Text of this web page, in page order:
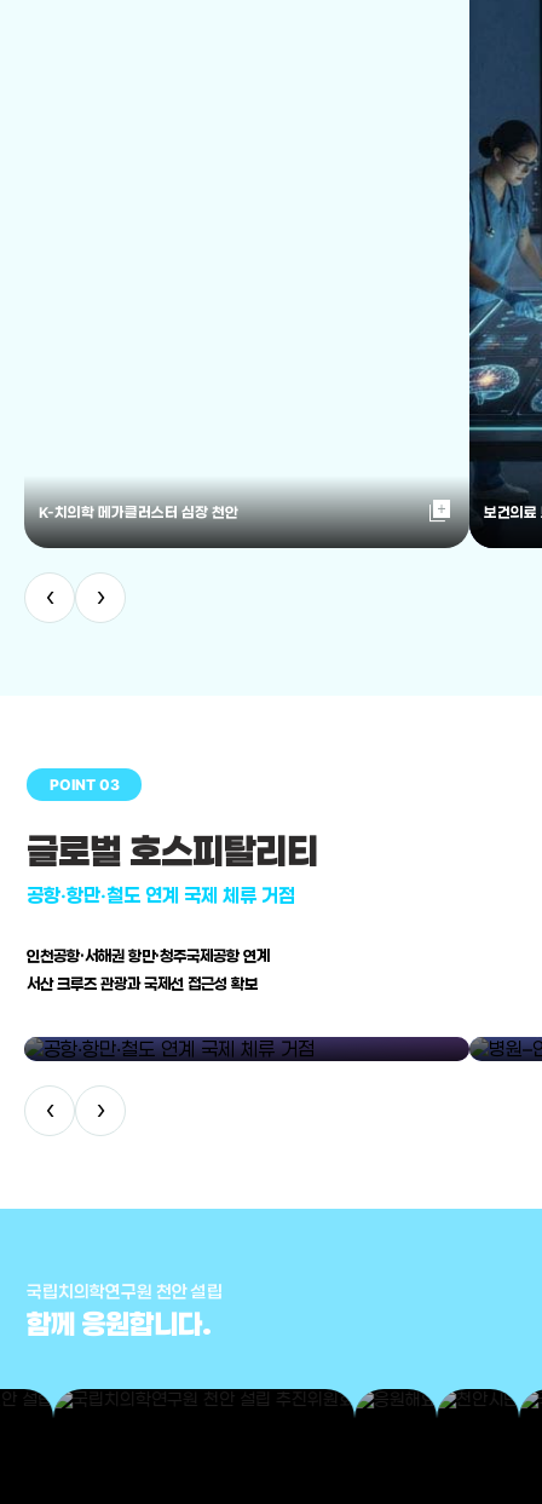
K-치의학 메가클러스터 심장 천안 library_add 보건의료
‹ ›
POINT 03
글로벌 호스피탈리티
공항·항만·철도 연계 국제 체류 거점
인천공항·서해권 항만·청주국제공항 연계
서산 크루즈 관광과 국제선 접근성 확보
‹ ›
국립치의학연구원 천안 설립
함께 응원합니다.